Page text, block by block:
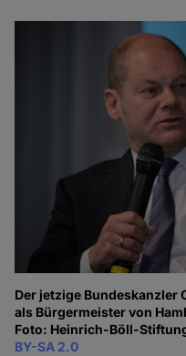
Der jetzige Bundeskanzler
als Bürgermeister von
Foto: Heinrich-Böll-
BY-SA 2.0